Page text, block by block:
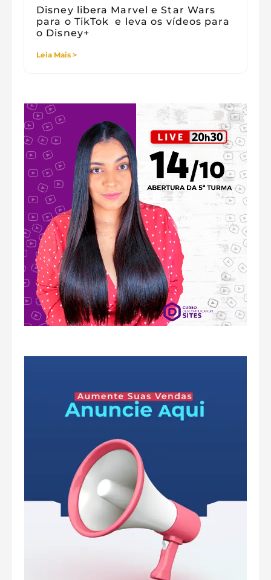
Disney libera Marvel e Star Wars
para o TikTok e leva os vídeos para
o Disney+
Leia Mais >